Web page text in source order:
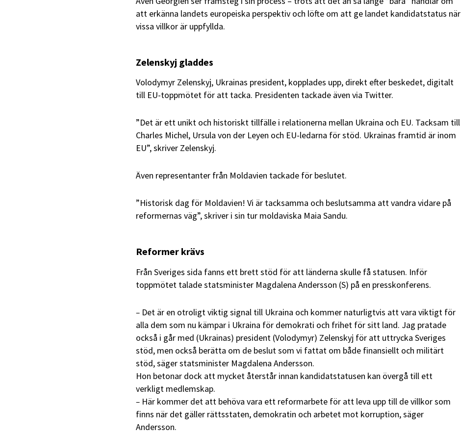
att erkänna landets europeiska perspektiv och löfte om att ge landet kandidatstatus när
vissa villkor är uppfyllda.
Zelenskyj gladdes
Volodymyr Zelenskyj, Ukrainas president, kopplades upp, direkt efter beskedet, digitalt
till EU-toppmötet för att tacka. Presidenten tackade även via Twitter.
”Det är ett unikt och historiskt tillfälle i relationerna mellan Ukraina och EU. Tacksam till
Charles Michel, Ursula von der Leyen och EU-ledarna för stöd. Ukrainas framtid är inom
EU”, skriver Zelenskyj.
Även representanter från Moldavien tackade för beslutet.
”Historisk dag för Moldavien! Vi är tacksamma och beslutsamma att vandra vidare på
reformernas väg”, skriver i sin tur moldaviska Maia Sandu.
Reformer krävs
Från Sveriges sida fanns ett brett stöd för att länderna skulle få statusen. Inför
toppmötet talade statsminister Magdalena Andersson (S) på en presskonferens.
– Det är en otroligt viktig signal till Ukraina och kommer naturligtvis att vara viktigt för
alla dem som nu kämpar i Ukraina för demokrati och frihet för sitt land. Jag pratade
också i går med (Ukrainas) president (Volodymyr) Zelenskyj för att uttrycka Sveriges
stöd, men också berätta om de beslut som vi fattat om både finansiellt och militärt
stöd, säger statsminister Magdalena Andersson.
Hon betonar dock att mycket återstår innan kandidatstatusen kan övergå till ett
verkligt medlemskap.
– Här kommer det att behöva vara ett reformarbete för att leva upp till de villkor som
finns när det gäller rättsstaten, demokratin och arbetet mot korruption, säger
Andersson.